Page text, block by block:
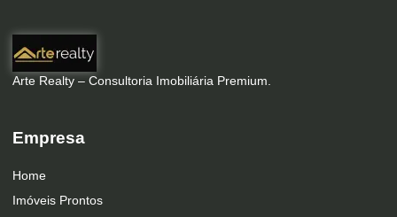
Arte Realty – Consultoria Imobiliária Premium.
Empresa
Home
Imóveis Prontos